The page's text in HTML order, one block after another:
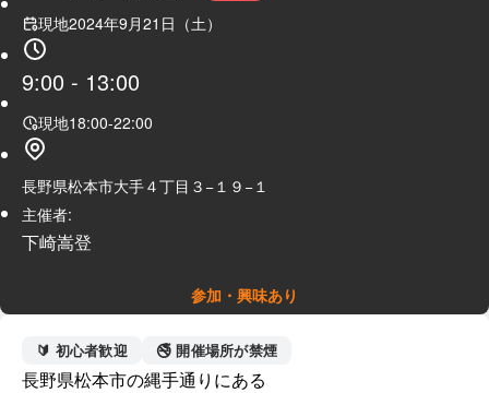
現地2024年9月21日（土）
9:00 - 13:00
現地18:00-22:00
長野県松本市大手４丁目３−１９−１
主催者:
下崎嵩登
参加・興味あり
🔰 初心者歓迎 🚭 開催場所が禁煙
長野県松本市の縄手通りにある